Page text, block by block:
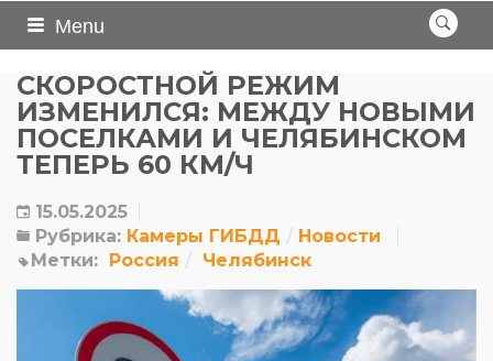
Menu
СКОРОСТНОЙ РЕЖИМ
ИЗМЕНИЛСЯ: МЕЖДУ НОВЫМИ
ПОСЕЛКАМИ И ЧЕЛЯБИНСКОМ
ТЕПЕРЬ 60 КМ/Ч
15.05.2025
Рубрика: Камеры ГИБДД
Новости
Метки: Россия Челябинск